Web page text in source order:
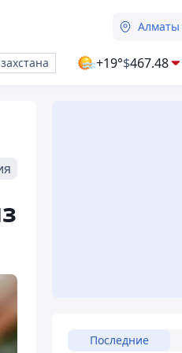
Алматы
+19°$467.48
Последние